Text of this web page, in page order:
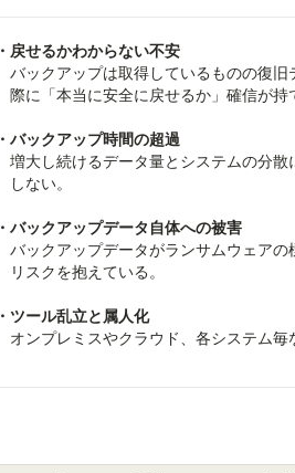
・戻せるかわからない不安
バックアップは取得しているものの復旧
際に「本当に安全に戻せるか」確信が持
・バックアップ時間の超過
増大し続けるデータ量とシステムの分散
しない。
・バックアップデータ自体への被害
バックアップデータがランサムウェアの
リスクを抱えている。
・ツール乱立と属人化
オンプレミスやクラウド、各システム毎